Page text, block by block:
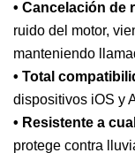
• Cancelación de
ruido del motor,
manteniendo
• Total
dispositivos iOS y
• Resistente a
protege contra